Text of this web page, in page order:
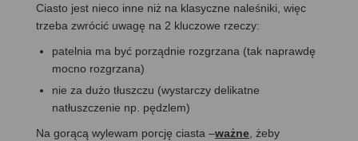
Ciasto jest nieco inne niż na klasyczne naleśniki, więc
trzeba zwrócić uwagę na 2 kluczowe rzeczy:
patelnia ma być porządnie rozgrzana (tak naprawdę
mocno rozgrzana)
nie za dużo tłuszczu (wystarczy delikatne
natłuszczenie np. pędzlem)
Na gorącą wylewam porcję ciasta –ważne , żeby